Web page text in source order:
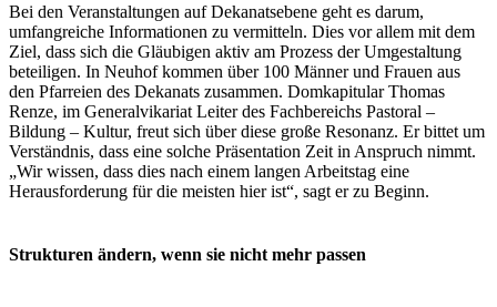
Bei den Veranstaltungen auf Dekanatsebene geht es darum,
umfangreiche Informationen zu vermitteln. Dies vor allem mit dem
Ziel, dass sich die Gläubigen aktiv am Prozess der Umgestaltung
beteiligen. In Neuhof kommen über 100 Männer und Frauen aus
den Pfarreien des Dekanats zusammen. Domkapitular Thomas
Renze, im Generalvikariat Leiter des Fachbereichs Pastoral –
Bildung – Kultur, freut sich über diese große Resonanz. Er bittet um
Verständnis, dass eine solche Präsentation Zeit in Anspruch nimmt.
„Wir wissen, dass dies nach einem langen Arbeitstag eine
Herausforderung für die meisten hier ist“, sagt er zu Beginn.
Strukturen ändern, wenn sie nicht mehr passen